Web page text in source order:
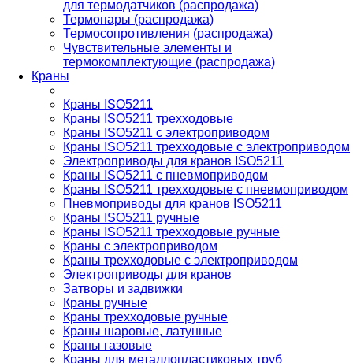
для термодатчиков (распродажа)
Термопары (распродажа)
Термосопротивления (распродажа)
Чувствительные элементы и
термокомплектующие (распродажа)
Краны
Краны ISO5211
Краны ISO5211 трехходовые
Краны ISO5211 с электроприводом
Краны ISO5211 трехходовые с электроприводом
Электроприводы для кранов ISO5211
Краны ISO5211 с пневмоприводом
Краны ISO5211 трехходовые с пневмоприводом
Пневмоприводы для кранов ISO5211
Краны ISO5211 ручные
Краны ISO5211 трехходовые ручные
Краны с электроприводом
Краны трехходовые с электроприводом
Электроприводы для кранов
Затворы и задвижки
Краны ручные
Краны трехходовые ручные
Краны шаровые, латунные
Краны газовые
Краны для металлопластиковых труб